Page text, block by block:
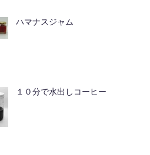
ハマナスジャム
１０分で水出しコーヒー